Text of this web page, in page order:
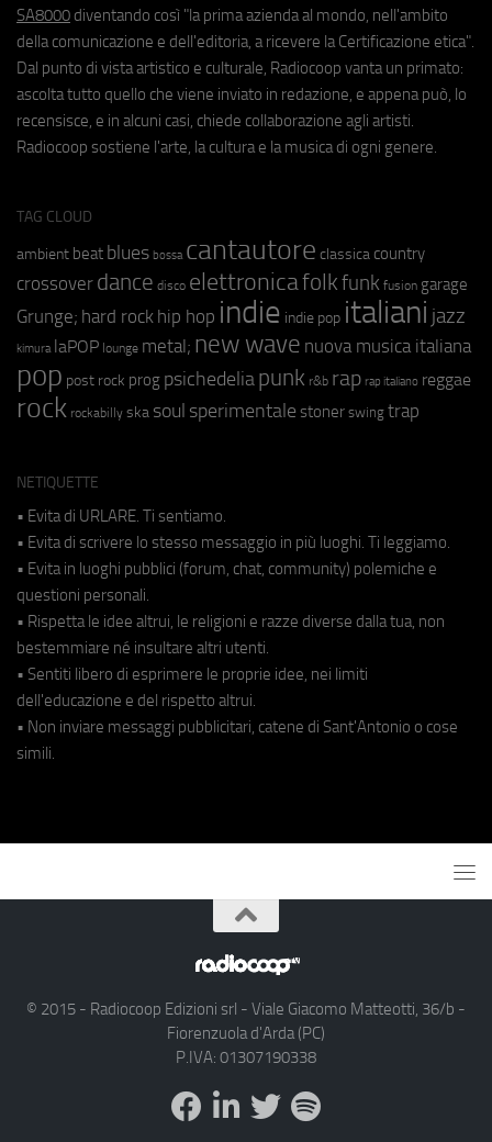
SA8000 diventando così "la prima azienda al mondo, nell'ambito
della comunicazione e dell'editoria, a ricevere la Certificazione etica".
Dal punto di vista artistico e culturale, Radiocoop vanta un primato:
ascolta tutto quello che viene inviato in redazione, e appena può, lo
recensisce, e in alcuni casi, chiede collaborazione agli artisti.
Radiocoop sostiene l'arte, la cultura e la musica di ogni genere.
TAG CLOUD
ambient beat blues bossa cantautore classica country
crossover dance disco elettronicafolkfunk fusion garage
Grunge; hard rock hip hop indie indie pop italiani jazz
kimura laPOP lounge metal; new wave nuova musica italiana
pop post rock prog psichedeliapunk r&b rap rap italiano reggae
rock rockabilly ska soul sperimentale stoner swing trap
NETIQUETTE
• Evita di URLARE. Ti sentiamo.
• Evita di scrivere lo stesso messaggio in più luoghi. Ti leggiamo.
• Evita in luoghi pubblici (forum, chat, community) polemiche e
questioni personali.
• Rispetta le idee altrui, le religioni e razze diverse dalla tua, non
bestemmiare né insultare altri utenti.
• Sentiti libero di esprimere le proprie idee, nei limiti
dell'educazione e del rispetto altrui.
• Non inviare messaggi pubblicitari, catene di Sant'Antonio o cose
simili.
© 2015 - Radiocoop Edizioni srl - Viale Giacomo Matteotti, 36/b -
Fiorenzuola d'Arda (PC)
P.IVA: 01307190338